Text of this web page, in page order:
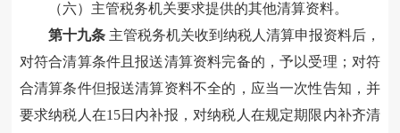
（六）主管税务机关要求提供的其他清算资料。
第十九条主管税务机关收到纳税人清算申报资料后，
对符合清算条件且报送清算资料完备的，予以受理；对符
合清算条件但报送清算资料不全的，应当一次性告知，并
要求纳税人在15日内补报 ，对纳税人在规定期限内补齐清